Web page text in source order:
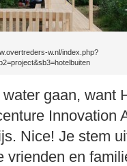
w.nl/index.php?
gaan, want
Innovation
Nice! Je stem
vrienden en